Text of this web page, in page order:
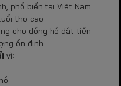
phổ biến tại Việt Nam
thọ cao
cho đồng hồ đắt tiền
ổn định
vì: